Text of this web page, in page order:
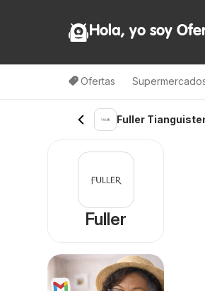
Hola, yo soy
Ofertas
Fuller
Fuller